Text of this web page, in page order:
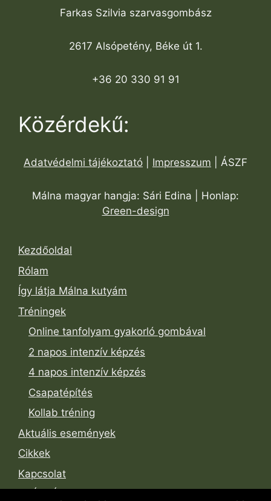
Farkas Szilvia szarvasgombász
2617 Alsópetény, Béke út 1.
+36 20 330 91 91
Közérdekű:
Adatvédelmi tájékoztató Impresszum | ÁSZF
Málna magyar hangja: Sári Edina | Honlap:
Green-design
Kezdőoldal
Rólam
Így látja Málna kutyám
Tréningek
Online tanfolyam gyakorló gombával
2 napos intenzív képzés
4 napos intenzív képzés
Csapatépítés
Kollab tréning
Aktuális események
Cikkek
Kapcsolat